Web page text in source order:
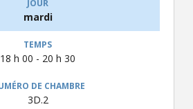
mardi
18 h 00 - 20 h 30
3D.2